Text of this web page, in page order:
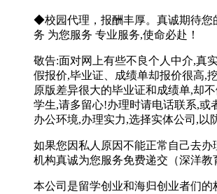
◆校园代理，报酬丰厚。真诚期待您
务 为您服务 专业服务,使命必赴！
敬告:面对网上有些不良个人中介,真
假报价,毕业证、成绩单却报价很高,
原版差异很大的毕业证和成绩单,却
学生,请多留心!办理时请电话联系,或
办公环境,办理实力,选择实体公司,以
如果您因私人原因不能正常自己去办
机构真诚为您服务免费递交（深洋教
本公司是留学创业和海归创业者们的